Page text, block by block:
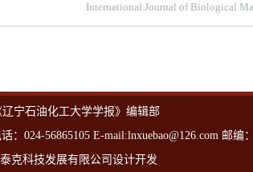
methylcellulose: from hydration
International Journal of Biological
宁石油化工大学学报》编辑部
024-56865105 E-mail:lnxuebao@126.com 邮编
克科技发展有限公司设计开发